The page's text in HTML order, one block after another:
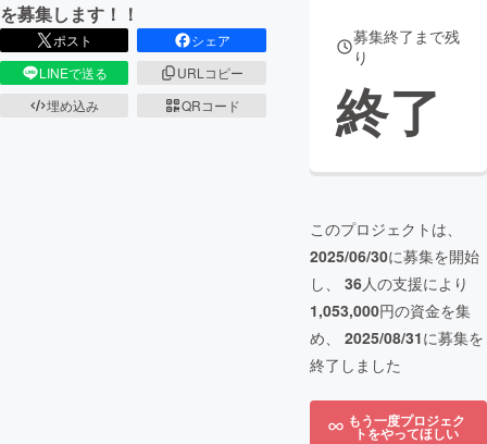
を募集します！！
ポスト
シェア
LINEで送る
URLコピー
埋め込み
QRコード
募集終了まで残
り
終了
このプロジェクトは、
2025/06/30に募集を開始
し、 36人の支援により
1,053,000円の資金を集
め、 2025/08/31に募集を
終了しました
もう一度プロジェク
トをやってほしい